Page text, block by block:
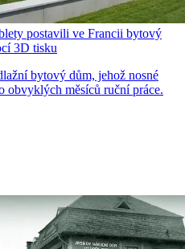
postavili ve Francii bytový
3D tisku
bytový dům, jehož nosné
obvyklých měsíců ruční práce.